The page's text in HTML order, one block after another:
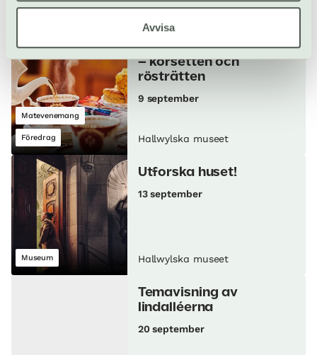
Avvisa
Matevenemang
Föredrag
Tesalong: Modets makt
– korsetten och
rösträtten
9 september
Hallwylska museet
Museum
Utforska huset!
13 september
Hallwylska museet
Temavisning av
lindalléerna
20 september